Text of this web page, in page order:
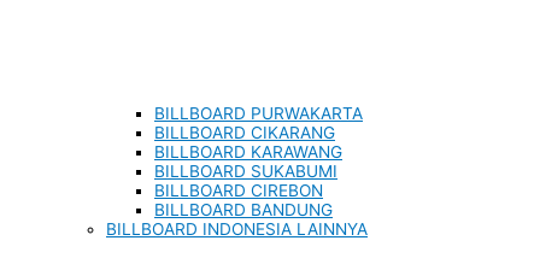
BILLBOARD PURWAKARTA
BILLBOARD CIKARANG
BILLBOARD KARAWANG
BILLBOARD SUKABUMI
BILLBOARD CIREBON
BILLBOARD BANDUNG
BILLBOARD INDONESIA LAINNYA